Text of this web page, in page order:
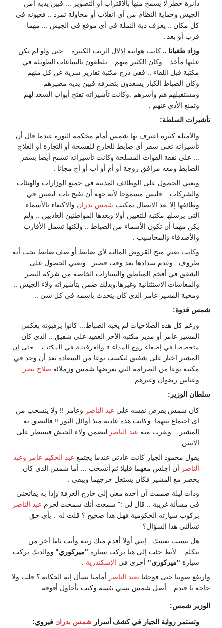
دائرة خطر لا يسمح منها بالاقتراب أو التصوير ... فبين يديه أمن
الجيش وحماية النظام من أى انقلاب أو محاولة تمرد .. فعيونه في
كل مكان .. يعرف دبة النملة في أى موقع في الجيش ... مهما
قرب أو بعد .
وزاد طغيانا .. كانت هوايته إذلال الرتب الكبيرة .. حتى ولو لم يكن
عليها مأخذ .. وكان الكثير منهم .. يلطعون بالساعات الطويلة في
مكتبة قبل اللقاء .. ففي درج مكتبة تقارير سرية عن كل منهم
وكان الضباط الكبار يسعدون بتصرفه فبين يديه مصيرهم
ومستقبلهم هم وأسرهم .وكانت تأشيراته تفتح أبواب السعد لهم
وتمنع الأذى عنهم .
تأشيرات السلطة:
والأمثلة كثيرة اعترف بها شمس أمام محكمة الثورة عندما قال أن
تأشيراته تعني سفر أى ضابط للخارج للفسحة أو التجارة أو العلاج
... على نفقة القوات المسلحة وكانت تأشيراته تسمح أيضا بسفر
الضابط ومعه مرافق زوجة أو أم أو أب أو أخ مجانا .
وتعني الحصول على الوظائف المدنية في جميع الوزارات والهيئات
والشركات .. فليس مسموحا لأية جهة أن تفتح باب التعيين في
وظائفها إلا بعد الاتصال بمكتب شمس بدران والاكتفاء بالأسماء
التي يرسلها مكتبه للتعيين أولا وبعدها المواطنين العاديين .. ولم
يكن مهما أن تكون الأسماء من الضباط .. ولكنها تشمل الأقارب
والأصدقاء والمحاسيب .
وكانت تعني منح القروض المالية لأي ضابط أو صف ضابط تحت أية
ظروف ..وعدم سدادها بعد وقت قصير ..وتعني الحصول على
الشقق في أفخم المناطق والسيارات الخاصة من شركة النصر
والمعاشات الاستثنائية وغيرها.وبذلك ضمن بتأشيراته ولاء الجيش ..
ومحبة المشير عامر الذي كان يتحدث باسمه في كل شئ ..
شمس قدوة:
ورغم كل هذه الصلاحيات لم يحبه الضباط... كانوا يرهبونه بعكس
المشير عامر أو مدير مكتبه الآخر العقيد على شفيق .. الذي كان
متخصصا في إضفاء روح المداعية والفرفشة في المكتب .. حتى إن
المشير اختار على شفيق ليكسب نوعا من السعادة بعد أن وجد في
مكتبه نوعا من الصرامة التي يفرضها شمس وزملائه صلاح نصر
وعباس رضوان وغيرهم .
سلطان الوزير:
كان شمس يفرض نفسه على عبد الناصر وعامر !! ولا ينسحب من
أى اجتماع بينهما .وكانت هذه عادته منذ أوائل الثور !! فالتصق به
المشير .. وتقرب منه عبد الناصر ليضمن ولاء الجيش فسيطر على
الاثنين.
يقول محمود الجيار كانت عادتي عندما يجتمع عبد الحكيم عامر وعبد
الناصر أن أجلس معهما قليلا ثم أنسحب ... أما شمس الذي كان
يحضر مع المشير فكان يستغل حرجهما ويبقي .
وذات ليلة صممت أن أخذه معي إلى خارج الغرفة وإذا به يفاتحني
في مسألة غريبة .. قال لى :" سمعت أنك سمحت لحرم عبد الناصر
بركوب سيارته الحكومية فهل هذا صحيح ؟ قلت له .. بأي حق
تسألني هذا السؤال؟
هل نسيت نفسك.. إنني أولا أقدم منك رتبة وأنت ثانيا آخر من
يتكلم .. لأنط جئت إلى هنا تركب سيارة "ميركوري" ووالدتك تركب
سيارة "ميركوري" أخري في الإسكندرية
وارتفع صوتنا حتى فوجئنا بعبد الناصر أمامنا يسأل إيه الحكاية ؟.قلت ولا
حاجة يا فندم .. أصل شمس نسي نفسه وكنت بأحاول أفوقه ..
الوزير شمس:
وتستمر رواية الجيار في كشف أسرارشمس بدران فيروي: